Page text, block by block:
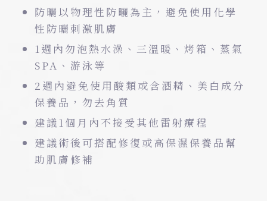
防曬以物理性防曬為主，避免使用化學
性防曬刺激肌膚
1週內勿泡熱水澡、三溫暖、烤箱、蒸氣
SPA、游泳等
2週內避免使用酸類或含酒精、美白成分
保養品，勿去角質
建議1個月內不接受其他雷射療程
建議術後可搭配修復或高保濕保養品幫
助肌膚修補